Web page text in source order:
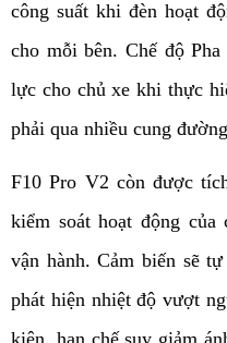
công suất khi đèn hoạt
cho mỗi bên. Chế độ
lực cho chủ xe khi thực
phải qua nhiều cung
F10 Pro V2 còn được
kiểm soát hoạt động
vận hành. Cảm biến sẽ
phát hiện nhiệt độ vượt
kiện, hạn chế suy giảm